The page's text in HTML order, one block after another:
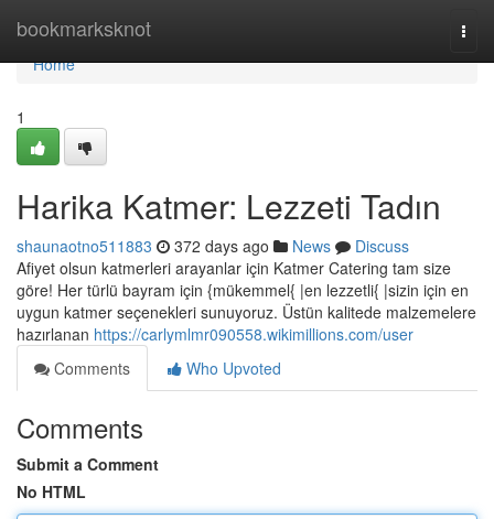
bookmarksknot
Home
Home
1
Harika Katmer: Lezzeti Tadın
shaunaotno511883 372 days ago News
Discuss
Afiyet olsun katmerleri arayanlar için Katmer Catering tam size
göre! Her türlü bayram için {mükemmel{ |en lezzetli{ |sizin için en
uygun katmer seçenekleri sunuyoruz. Üstün kalitede malzemelere
hazırlanan https://carlymlmr090558.wikimillions.com/user
Comments
Who Upvoted
Comments
Submit a Comment
No HTML